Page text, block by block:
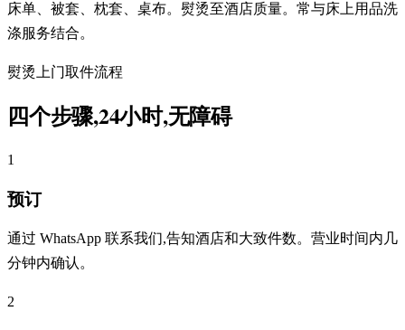
床单、被套、枕套、桌布。熨烫至酒店质量。常与床上用品洗
涤服务结合。
熨烫上门取件流程
四个步骤,24小时,无障碍
1
预订
通过 WhatsApp 联系我们,告知酒店和大致件数。营业时间内几
分钟内确认。
2